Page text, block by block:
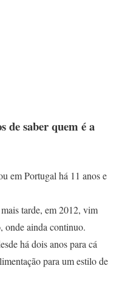
de saber quem é a
em Portugal há 11 anos e
tarde, em 2012, vim
onde ainda continuo.
há dois anos para cá
para um estilo de